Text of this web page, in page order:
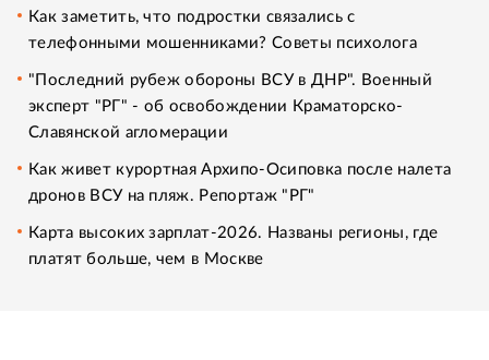
Как заметить, что подростки связались с
телефонными мошенниками? Советы психолога
"Последний рубеж обороны ВСУ в ДНР". Военный
эксперт "РГ" - об освобождении Краматорско-
Славянской агломерации
Как живет курортная Архипо-Осиповка после налета
дронов ВСУ на пляж. Репортаж "РГ"
Карта высоких зарплат-2026. Названы регионы, где
платят больше, чем в Москве